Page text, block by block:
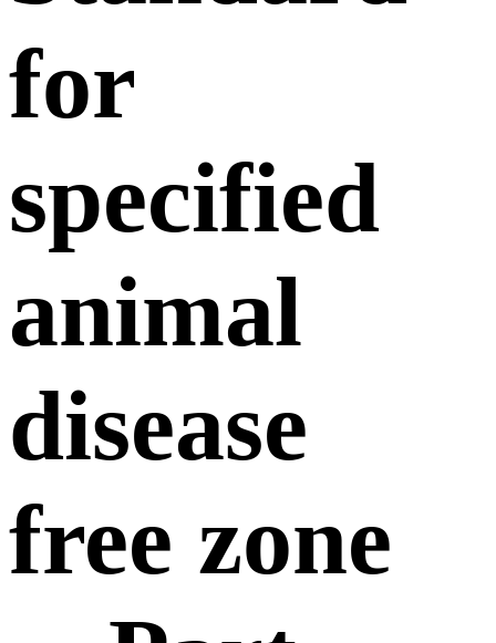
for
specified
animal
disease
free zone